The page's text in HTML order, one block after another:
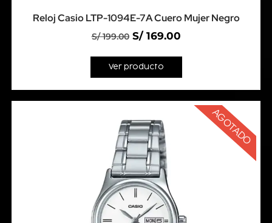
Reloj Casio LTP-1094E-7A Cuero Mujer Negro
S/199.00 S/169.00
Ver producto
AGOTADO